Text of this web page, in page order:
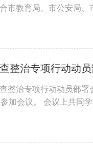
市教育局、市公安局
整治专项行动动
整治专项行动动员部
加会议。 会议上共同